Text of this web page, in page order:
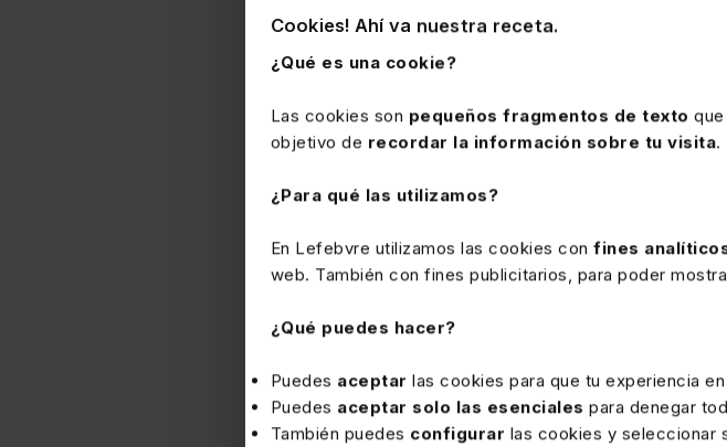
Cookies! Ahí va nuestra receta.
¿Qué es una cookie?
Las cookies son pequeños fragmentos de texto
objetivo de recordar la información sobre tu visita.
¿Para qué las utilizamos?
En Lefebvre utilizamos las cookies con fines
web. También con fines publicitarios, para poder
¿Qué puedes hacer?
Puedes aceptar las cookies para que tu experiencia
Puedes aceptar solo las esenciales para denegar
También puedes configurar las cookies y seleccionar
aquellos que estén aplicando este régimen especial (
a 31-12-2021), u otro régimen que regule la
agotado el período de duración del mismo, pueden
durante los periodos impositivos que resten hasta
aquel en el que se produzca el cambio de residencia
DF Gipuzkoa 33/2014 Título I, art.1.2, 2.1.a y c, 3 y
BOTHG 28-11-22
Fiscal